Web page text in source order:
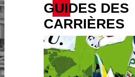
GUIDES DES
CARRIÈRES